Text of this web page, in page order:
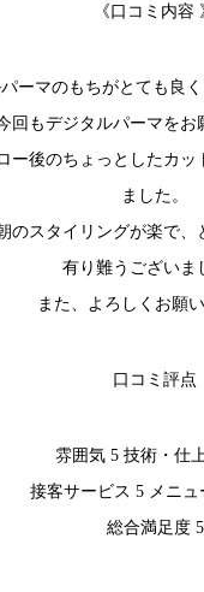
《口コミ内容
ーマのもちがとても良
回もデジタルパーマをお
ー後のちょっとしたカ
ました。
のスタイリングが楽で、
有り難うございま
また、よろしくお願い
口コミ評点
雰囲気 5 技術・仕
接客サービス 5 メニュ
総合満足度 5